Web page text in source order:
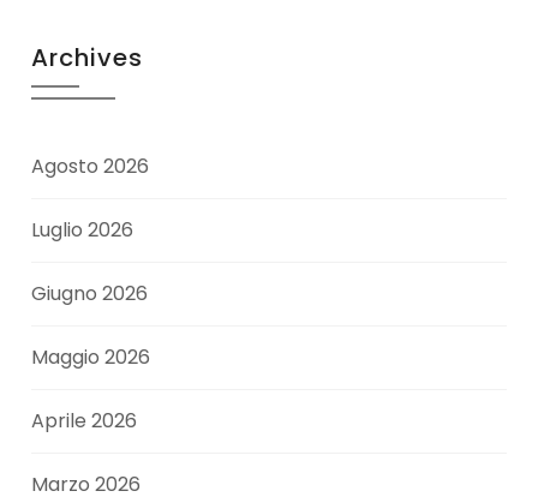
Archives
Agosto 2026
Luglio 2026
Giugno 2026
Maggio 2026
Aprile 2026
Marzo 2026